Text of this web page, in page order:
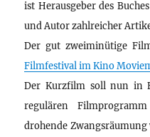
ist Herausgeber des
und Autor zahlreicher
Der gut zweiminütige
Filmfestival im Kino
Der Kurzfilm soll nun in
regulären
drohende